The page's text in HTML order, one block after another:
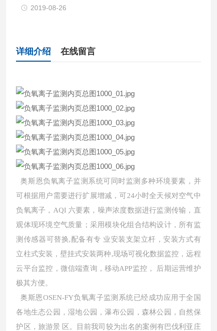
2019-08-26
详细介绍 在线留言
奥斯恩负氧离子监测系统可同时监测多种环境要素，并
可根据用户需要进行扩展增减，可24小时全天候对空气中
负氧离子，AQI 六要素，噪声浓度数据进行监测传输，直
观体现环境空气质量；采用模块化组合结构设计，所有监
测传感器可替换,配备有专 业安装支架立杆，安装方式有
立柱式安装，壁挂式安装两种,现场可视化数据监控，远程
云平台监控，微信端查询，移动APP监控， 后期运营维护
极其方便。
奥斯恩OSEN-FY负氧离子监测系统已经成功应用于全国
各地生态公园，湿地公园，瀑布公园，森林公园，自然保
护区，旅游景 区。目前我司较为出名的案例有巴伐利亚庄